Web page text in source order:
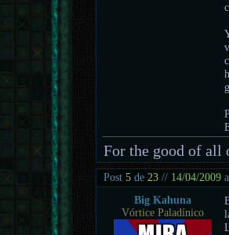
For the good of all
Post5 de 23 // 14/04/2009
Big Kahuna
Vórtice Paladínico